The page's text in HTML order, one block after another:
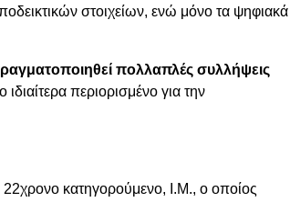
στοιχείων, ενώ μόνο τα ψηφιακά
πολλαπλές συλλήψεις
περιορισμένο για την
22χρονο κατηγορούμενο, Ι.Μ., ο οποίος